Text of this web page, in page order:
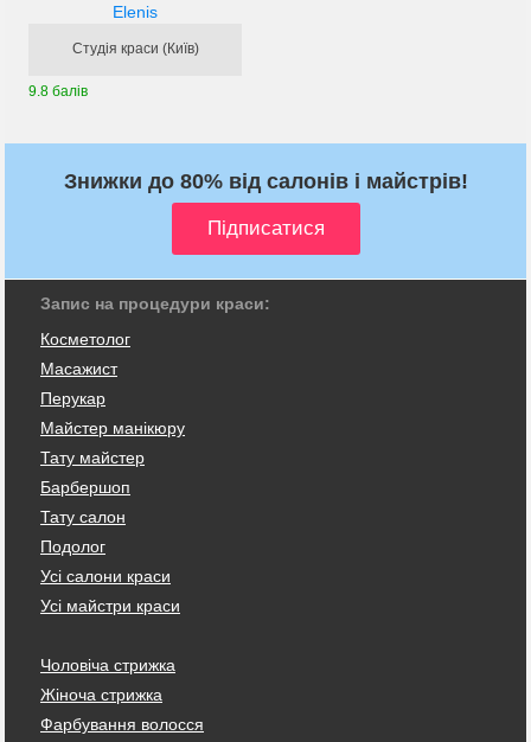
Еlenis
Студія краси (Київ)
9.8 балів
Знижки до 80% від салонів і майстрів!
Запис на процедури краси:
Косметолог
Масажист
Перукар
Майстер манікюру
Тату майстер
Барбершоп
Тату салон
Подолог
Усі салони краси
Усі майстри краси
Чоловіча стрижка
Жіноча стрижка
Фарбування волосся